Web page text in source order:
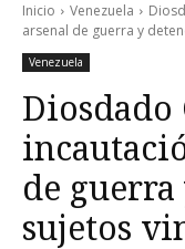
Inicio Venezuela
arsenal de guerra y
Venezuela
de
sujetos